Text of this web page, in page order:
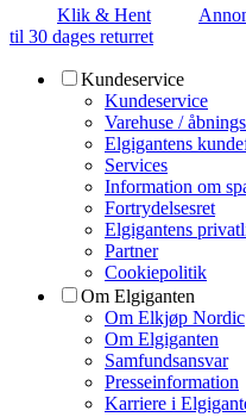
Klik & Hent
til 30 dages returret
Kundeservice
Kundeservice
Varehuse /
Elgigantens
Services
Information om
Fortrydelsesret
Elgigantens
Partner
Cookiepolitik
Om Elgiganten
Om Elkjøp Nordic
Om Elgiganten
Samfundsansvar
Presseinformation
Karriere i